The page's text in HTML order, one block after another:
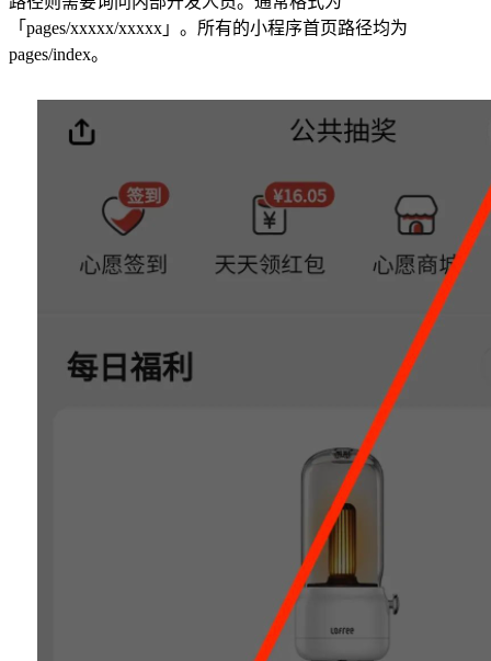
「pages/xxxxx/xxxxx」。所有的小程序首页路径均为
pages/index。